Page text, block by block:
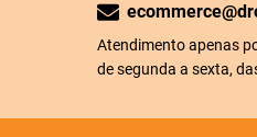
Atendimento apenas
de segunda a sexta,